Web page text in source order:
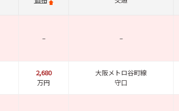
– –
2,680
万円
大阪メトロ谷町線
守口